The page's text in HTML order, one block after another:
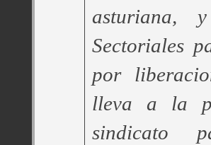
asturiana,
Sectoriales
por
lleva a la
sindicato